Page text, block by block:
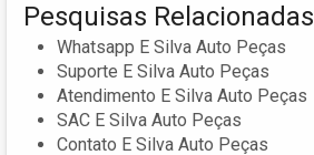
Pesquisas Relacionadas
Whatsapp E Silva Auto Peças
Suporte E Silva Auto Peças
Atendimento E Silva Auto Peças
SAC E Silva Auto Peças
Contato E Silva Auto Peças